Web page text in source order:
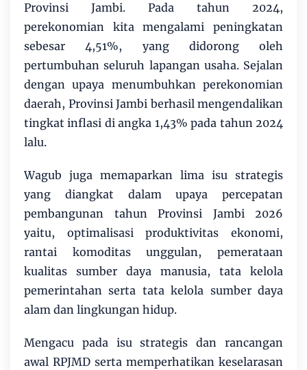
Provinsi Jambi. Pada tahun 2024,
perekonomian kita mengalami peningkatan
sebesar 4,51%, yang didorong oleh
pertumbuhan seluruh lapangan usaha. Sejalan
dengan upaya menumbuhkan perekonomian
daerah, Provinsi Jambi berhasil mengendalikan
tingkat inflasi di angka 1,43% pada tahun 2024
lalu.
Wagub juga memaparkan lima isu strategis
yang diangkat dalam upaya percepatan
pembangunan tahun Provinsi Jambi 2026
yaitu, optimalisasi produktivitas ekonomi,
rantai komoditas unggulan, pemerataan
kualitas sumber daya manusia, tata kelola
pemerintahan serta tata kelola sumber daya
alam dan lingkungan hidup.
Mengacu pada isu strategis dan rancangan
awal RPJMD serta memperhatikan keselarasan